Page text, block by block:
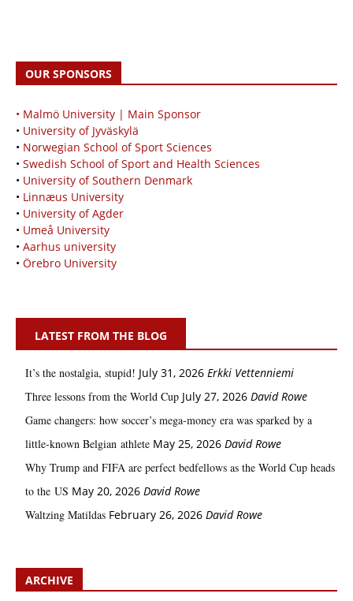
OUR SPONSORS
• Malmö University | Main Sponsor
• University of Jyväskylä
• Norwegian School of Sport Sciences
• Swedish School of Sport and Health Sciences
• University of Southern Denmark
• Linnæus University
• University of Agder
• Umeå University
• Aarhus university
• Örebro University
LATEST FROM THE BLOG
It’s the nostalgia, stupid! July 31, 2026 Erkki Vetten­­niemi
Three lessons from the World Cup July 27, 2026 David Rowe
Game changers: how soccer’s mega‑money era was sparked by a
little‑known Belgian athlete May 25, 2026 David Rowe
Why Trump and FIFA are perfect bedfellows as the World Cup heads
to the US May 20, 2026 David Rowe
Waltzing Matildas February 26, 2026 David Rowe
ARCHIVE